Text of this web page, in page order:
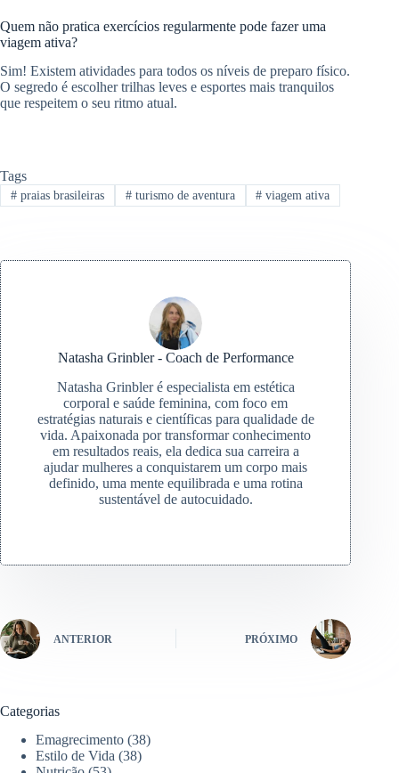
Quem não pratica exercícios regularmente pode fazer uma
viagem ativa?
Sim! Existem atividades para todos os níveis de preparo físico.
O segredo é escolher trilhas leves e esportes mais tranquilos
que respeitem o seu ritmo atual.
Tags
#praias brasileiras #turismo de aventura # viagem ativa
Natasha Grinbler - Coach de Performance
Natasha Grinbler é especialista em estética
corporal e saúde feminina, com foco em
estratégias naturais e científicas para qualidade de
vida. Apaixonada por transformar conhecimento
em resultados reais, ela dedica sua carreira a
ajudar mulheres a conquistarem um corpo mais
definido, uma mente equilibrada e uma rotina
sustentável de autocuidado.
ANTERIOR PRÓXIMO
Categorias
Emagrecimento (38)
Estilo de Vida (38)